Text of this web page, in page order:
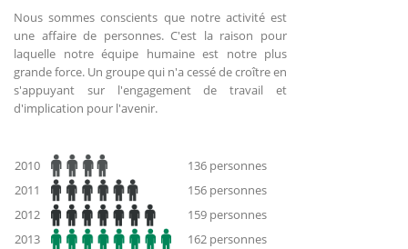
Nous sommes conscients que notre activité est
une affaire de personnes. C'est la raison pour
laquelle notre équipe humaine est notre plus
grande force. Un groupe qui n'a cessé de croître en
s'appuyant sur l'engagement de travail et
d'implication pour l'avenir.
2010
136 personnes
2011
156 personnes
2012
159 personnes
2013
162 personnes